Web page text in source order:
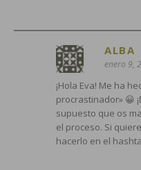
ALBA
enero 9,
¡Hola Eva! Me ha
procrastinador» 😀
supuesto que os
el proceso. Si
hacerlo en el